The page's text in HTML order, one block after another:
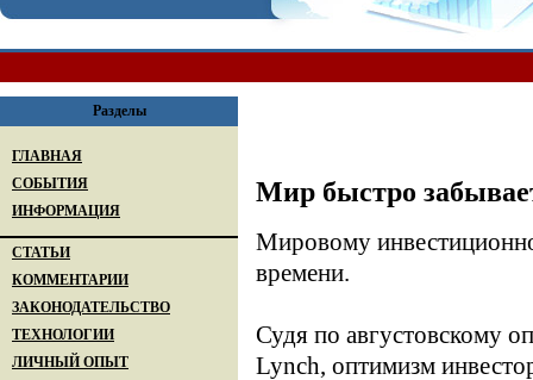
Разделы
ГЛАВНАЯ
СОБЫТИЯ
ИНФОРМАЦИЯ
СТАТЬИ
КОММЕНТАРИИ
ЗАКОНОДАТЕЛЬСТВО
ТЕХНОЛОГИИ
ЛИЧНЫЙ ОПЫТ
Мир быстро
Мировому
времени.
Судя по августовскому
Lynch, оптимизм